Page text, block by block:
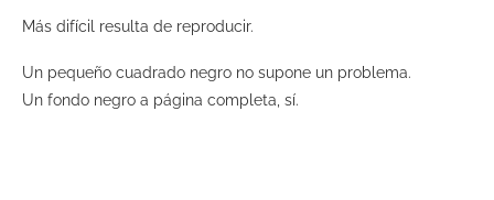
Más difícil resulta de reproducir.
Un pequeño cuadrado negro no supone un problema.
Un fondo negro a página completa, sí.